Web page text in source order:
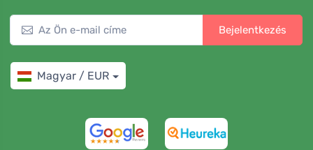
Bejelentkezés
Magyar / EUR